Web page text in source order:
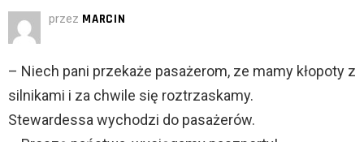
przez MARCIN
– Niech pani przekaże pasażerom, ze mamy kłopoty z
silnikami i za chwile się roztrzaskamy.
Stewardessa wychodzi do pasażerów.